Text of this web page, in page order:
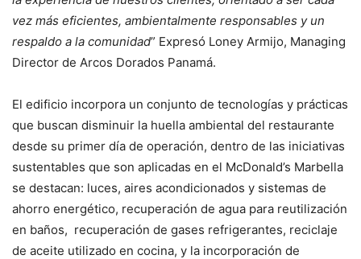
vez más eficientes, ambientalmente responsables y un
respaldo a la comunidad” Expresó Loney Armijo, Managing
Director de Arcos Dorados Panamá.
El edificio incorpora un conjunto de tecnologías y prácticas
que buscan disminuir la huella ambiental del restaurante
desde su primer día de operación, dentro de las iniciativas
sustentables que son aplicadas en el McDonald’s Marbella
se destacan: luces, aires acondicionados y sistemas de
ahorro energético, recuperación de agua para reutilización
en baños, recuperación de gases refrigerantes, reciclaje
de aceite utilizado en cocina, y la incorporación de